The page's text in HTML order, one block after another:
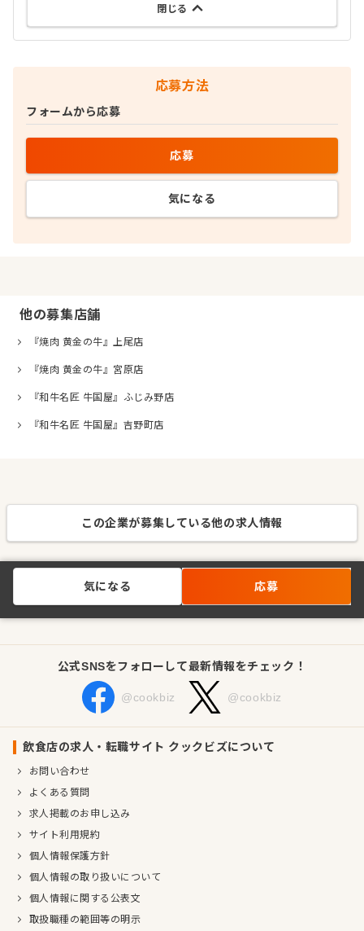
閉じる
応募方法
フォームから応募
応募
気になる
他の募集店舗
『焼肉 黄金の牛』上尾店
『焼肉 黄金の牛』宮原店
『和牛名匠 牛国屋』ふじみ野店
『和牛名匠 牛国屋』吉野町店
この企業が募集している他の求人情報
気になる 応募
公式SNSをフォローして最新情報をチェック！
@cookbiz @cookbiz
飲食店の求人・転職サイト クックビズについて
お問い合わせ
よくある質問
求人掲載のお申し込み
サイト利用規約
個人情報保護方針
個人情報の取り扱いについて
個人情報に関する公表文
取扱職種の範囲等の明示